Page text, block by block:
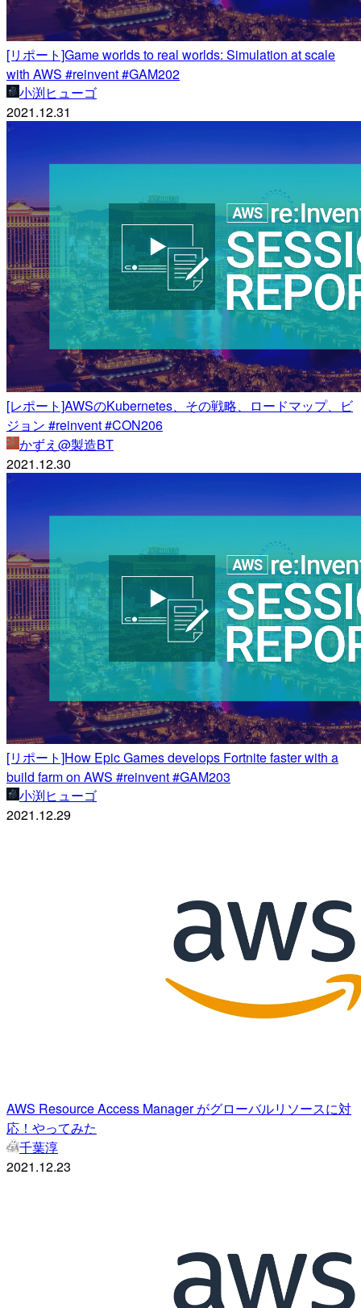
[リポート]Game worlds to real worlds: Simulation at scale
with AWS #reinvent #GAM202
小渕ヒューゴ
2021.12.31
[レポート]AWSのKubernetes、その戦略、ロードマップ、ビ
ジョン #reinvent #CON206
かずえ@製造BT
2021.12.30
[リポート]How Epic Games develops Fortnite faster with a
build farm on AWS #reinvent #GAM203
小渕ヒューゴ
2021.12.29
AWS Resource Access Manager がグローバルリソースに対
応！やってみた
千葉淳
2021.12.23